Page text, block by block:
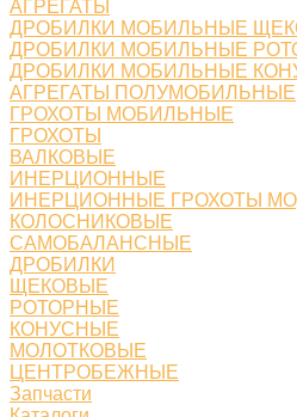
АГРЕГАТЫ
ДРОБИЛКИ МОБИЛЬНЫЕ
ДРОБИЛКИ МОБИЛЬНЫЕ
ДРОБИЛКИ МОБИЛЬНЫЕ
АГРЕГАТЫ ПОЛУМОБИЛЬНЫЕ
ГРОХОТЫ МОБИЛЬНЫЕ
ГРОХОТЫ
ВАЛКОВЫЕ
ИНЕРЦИОННЫЕ
ИНЕРЦИОННЫЕ ГРОХОТЫ
КОЛОСНИКОВЫЕ
САМОБАЛАНСНЫЕ
ДРОБИЛКИ
ЩЕКОВЫЕ
РОТОРНЫЕ
КОНУСНЫЕ
МОЛОТКОВЫЕ
ЦЕНТРОБЕЖНЫЕ
Запчасти